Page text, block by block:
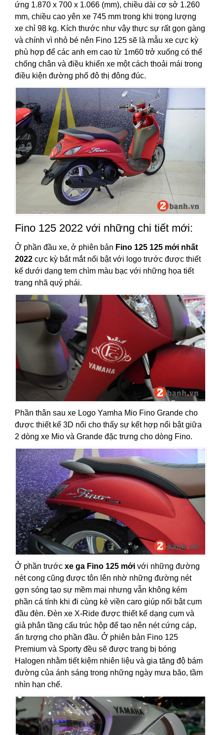
ứng 1.870 x 700 x 1.066 (mm), chiều dài cơ sở 1.260
mm, chiều cao yên xe 745 mm trong khi trọng lượng
xe chỉ 98 kg. Kích thước như vậy thực sự rất gọn gàng
và chính vì nhỏ bé nên Fino 125 sẽ là mẫu xe cực kỳ
phù hợp để các anh em cao từ 1m60 trở xuống có thể
chống chân và điều khiển xe một cách thoải mái trong
điều kiện đường phố đô thị đông đúc.
Fino 125 2022 với những chi tiết mới:
Ở phần đầu xe, ở phiên bản Fino 125 125 mới nhất
2022 cực kỳ bắt mắt nổi bật với logo trước được thiết
kế dưới dạng tem chìm màu bạc với những họa tiết
trang nhã quý phái.
Phần thân sau xe Logo Yamha Mio Fino Grande cho
được thiết kế 3D nổi cho thấy sự kết hợp nổi bật giữa
2 dòng xe Mio và Grande đặc trưng cho dòng Fino.
Ở phần trước xe ga Fino 125 mới với những đường
nét cong cũng được tôn lên nhờ những đường nét
gợn sóng tạo sự mềm mại nhưng vẫn không kém
phần cá tính khi đi cùng kẻ viền caro giúp nổi bật cụm
đầu đèn. Đèn xe X-Ride được thiết kế dạng cụm và
giả phân tầng cấu trúc hộp để tạo nên nét cứng cáp,
ấn tượng cho phần đầu. Ở phiên bản Fino 125
Premium và Sporty đều sẽ được trang bị bóng
Halogen nhằm tiết kiệm nhiên liệu và gia tăng độ bám
đường của ánh sáng trong những ngày mưa bão, tầm
nhìn hạn chế.